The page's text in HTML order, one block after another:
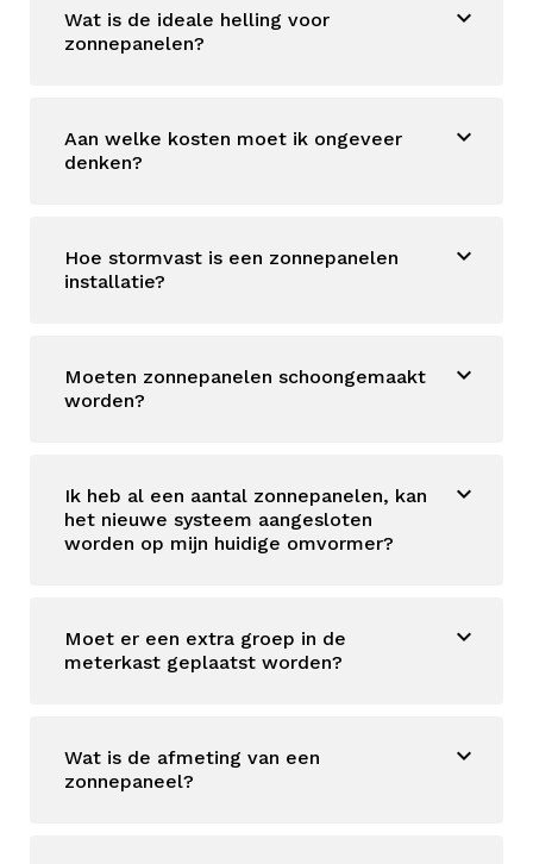
Wat is de ideale helling voor
zonnepanelen?
Aan welke kosten moet ik ongeveer
denken?
Hoe stormvast is een zonnepanelen
installatie?
Moeten zonnepanelen schoongemaakt
worden?
Ik heb al een aantal zonnepanelen, kan
het nieuwe systeem aangesloten
worden op mijn huidige omvormer?
Moet er een extra groep in de
meterkast geplaatst worden?
Wat is de afmeting van een
zonnepaneel?